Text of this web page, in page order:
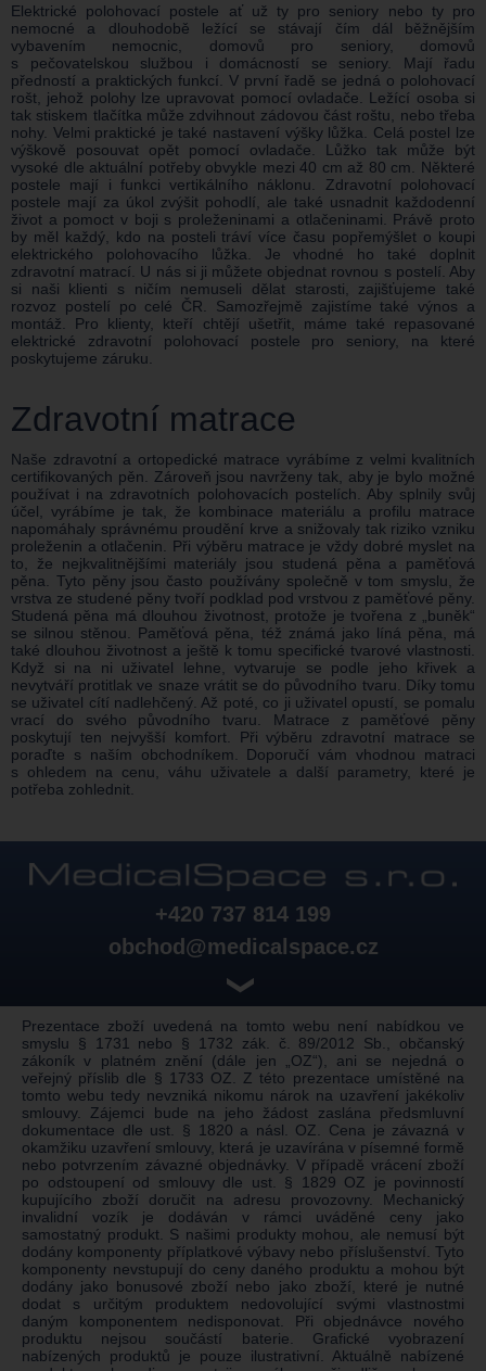
Elektrické polohovací postele ať už ty pro seniory nebo ty pro
nemocné a dlouhodobě ležící se stávají čím dál běžnějším
vybavením nemocnic, domovů pro seniory, domovů
s pečovatelskou službou i domácností se seniory. Mají řadu
předností a praktických funkcí. V první řadě se jedná o polohovací
rošt, jehož polohy lze upravovat pomocí ovladače. Ležící osoba si
tak stiskem tlačítka může zdvihnout zádovou část roštu, nebo třeba
nohy. Velmi praktické je také nastavení výšky lůžka. Celá postel lze
výškově posouvat opět pomocí ovladače. Lůžko tak může být
vysoké dle aktuální potřeby obvykle mezi 40 cm až 80 cm. Některé
postele mají i funkci vertikálního náklonu. Zdravotní polohovací
postele mají za úkol zvýšit pohodlí, ale také usnadnit každodenní
život a pomoct v boji s proleženinami a otlačeninami. Právě proto
by měl každý, kdo na posteli tráví více času popřemýšlet o koupi
elektrického polohovacího lůžka. Je vhodné ho také doplnit
zdravotní matrací. U nás si ji můžete objednat rovnou s postelí. Aby
si naši klienti s ničím nemuseli dělat starosti, zajišťujeme také
rozvoz postelí po celé ČR. Samozřejmě zajistíme také výnos a
montáž. Pro klienty, kteří chtějí ušetřit, máme také repasované
elektrické zdravotní polohovací postele pro seniory, na které
poskytujeme záruku.
Zdravotní matrace
Naše zdravotní a ortopedické matrace vyrábíme z velmi kvalitních
certifikovaných pěn. Zároveň jsou navrženy tak, aby je bylo možné
používat i na zdravotních polohovacích postelích. Aby splnily svůj
účel, vyrábíme je tak, že kombinace materiálu a profilu matrace
napomáhaly správnému proudění krve a snižovaly tak riziko vzniku
proleženin a otlačenin. Při výběru matrace je vždy dobré myslet na
to, že nejkvalitnějšími materiály jsou studená pěna a paměťová
pěna. Tyto pěny jsou často používány společně v tom smyslu, že
vrstva ze studené pěny tvoří podklad pod vrstvou z paměťové pěny.
Studená pěna má dlouhou životnost, protože je tvořena z „buněk“
se silnou stěnou. Paměťová pěna, též známá jako líná pěna, má
také dlouhou životnost a ještě k tomu specifické tvarové vlastnosti.
Když si na ni uživatel lehne, vytvaruje se podle jeho křivek a
nevytváří protitlak ve snaze vrátit se do původního tvaru. Díky tomu
se uživatel cítí nadlehčený. Až poté, co ji uživatel opustí, se pomalu
vrací do svého původního tvaru. Matrace z paměťové pěny
poskytují ten nejvyšší komfort. Při výběru zdravotní matrace se
poraďte s naším obchodníkem. Doporučí vám vhodnou matraci
s ohledem na cenu, váhu uživatele a další parametry, které je
potřeba zohlednit.
+420 737 814 199
obchod@medicalspace.cz
❯
Prezentace zboží uvedená na tomto webu není nabídkou ve
smyslu § 1731 nebo § 1732 zák. č. 89/2012 Sb., občanský
zákoník v platném znění (dále jen „OZ“), ani se nejedná o
veřejný příslib dle § 1733 OZ. Z této prezentace umístěné na
tomto webu tedy nevzniká nikomu nárok na uzavření jakékoliv
smlouvy. Zájemci bude na jeho žádost zaslána předsmluvní
dokumentace dle ust. § 1820 a násl. OZ. Cena je závazná v
okamžiku uzavření smlouvy, která je uzavírána v písemné formě
nebo potvrzením závazné objednávky. V případě vrácení zboží
po odstoupení od smlouvy dle ust. § 1829 OZ je povinností
kupujícího zboží doručit na adresu provozovny. Mechanický
invalidní vozík je dodáván v rámci uváděné ceny jako
samostatný produkt. S našimi produkty mohou, ale nemusí být
dodány komponenty příplatkové výbavy nebo příslušenství. Tyto
komponenty nevstupují do ceny daného produktu a mohou být
dodány jako bonusové zboží nebo jako zboží, které je nutné
dodat s určitým produktem nedovolující svými vlastnostmi
daným komponentem nedisponovat. Při objednávce nového
produktu nejsou součástí baterie. Grafické vyobrazení
nabízených produktů je pouze ilustrativní. Aktuálně nabízené